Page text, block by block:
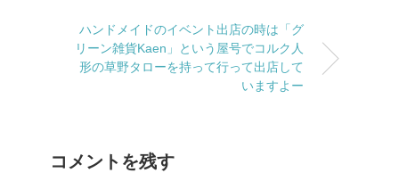
ハンドメイドのイベント出店の時は「グ
リーン雑貨Kaen」という屋号でコルク人
形の草野タローを持って行って出店して
いますよー
コメントを残す